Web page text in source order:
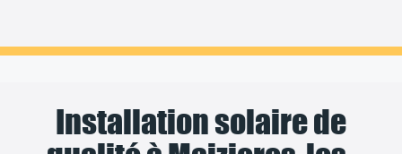
Installation solaire de